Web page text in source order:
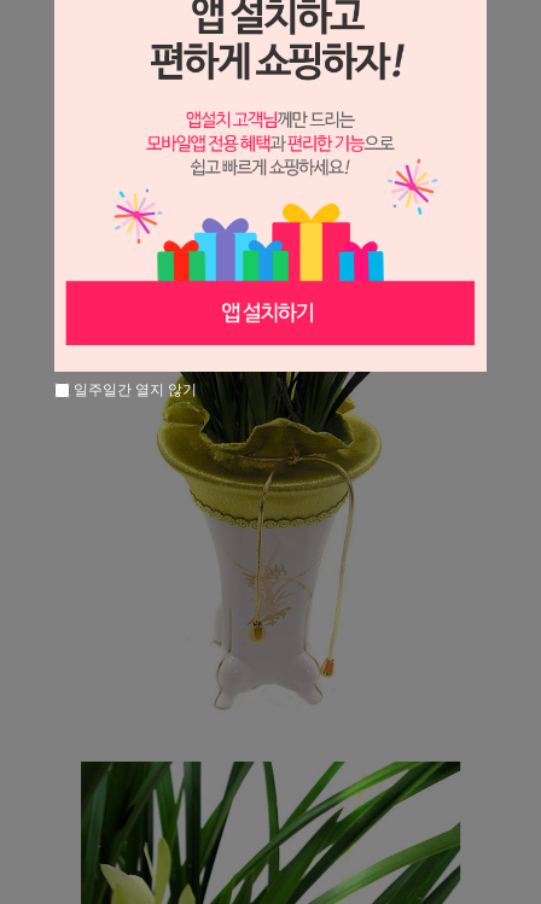
일주일간 열지 않기